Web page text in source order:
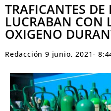
TRAFICANTES
LUCRABAN CON
OXIGENO
Redacción 9 junio, 2021-